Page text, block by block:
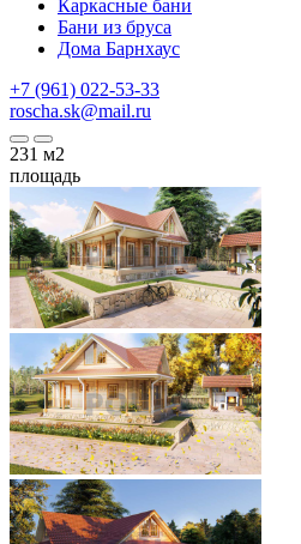
Каркасные бани
Бани из бруса
Дома Барнхаус
+7 (961) 022-53-33
roscha.sk@mail.ru
231 м2
площадь